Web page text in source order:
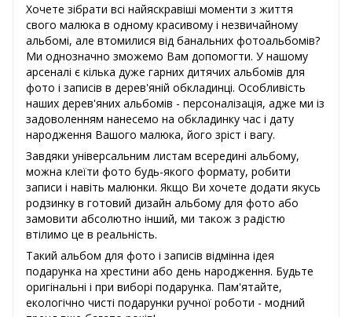
Хочете зібрати всі найяскравіші моменти з життя
свого малюка в одному красивому і незвичайному
альбомі, але втомилися від банальних фотоальбомів?
Ми однозначно зможемо Вам допомогти. У нашому
арсеналі є кілька дуже гарних дитячих альбомів для
фото і записів в дерев'яній обкладинці. Особливість
наших дерев'яних альбомів - персоналізація, адже ми із
задоволенням нанесемо на обкладинку час і дату
народження Вашого малюка, його зріст і вагу.
Завдяки універсальним листам всередині альбому,
можна клеїти фото будь-якого формату, робити
записи і навіть малюнки. Якщо Ви хочете додати якусь
родзинку в готовий дизайн альбому для фото або
замовити абсолютно інший, ми також з радістю
втілимо це в реальність.
Такий альбом для фото і записів відмінна ідея
подарунка на хрестини або день народження. Будьте
оригінальні і при виборі подарунка. Пам'ятайте,
екологічно чисті подарунки ручної роботи - модний